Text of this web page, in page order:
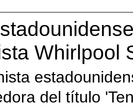
Whirlpool
del título